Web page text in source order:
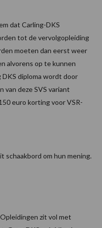
dat Carling-DKS
tot de vervolgopleiding
moeten dan eerst weer
alvorens op te kunnen
diploma wordt door
van deze SVS variant
euro korting voor VSR-
schaakbord om hun mening.
zit vol met